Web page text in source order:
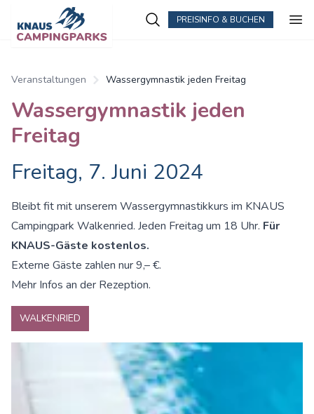
PREISINFO & BUCHEN
Veranstaltungen Wassergymnastik jeden Freitag
Wassergymnastik jeden
Freitag
Freitag, 7. Juni 2024
Bleibt fit mit unserem Wassergymnastikkurs im KNAUS
Campingpark Walkenried. Jeden Freitag um 18 Uhr. Für
KNAUS-Gäste kostenlos.
Externe Gäste zahlen nur 9,– €.
Mehr Infos an der Rezeption.
WALKENRIED